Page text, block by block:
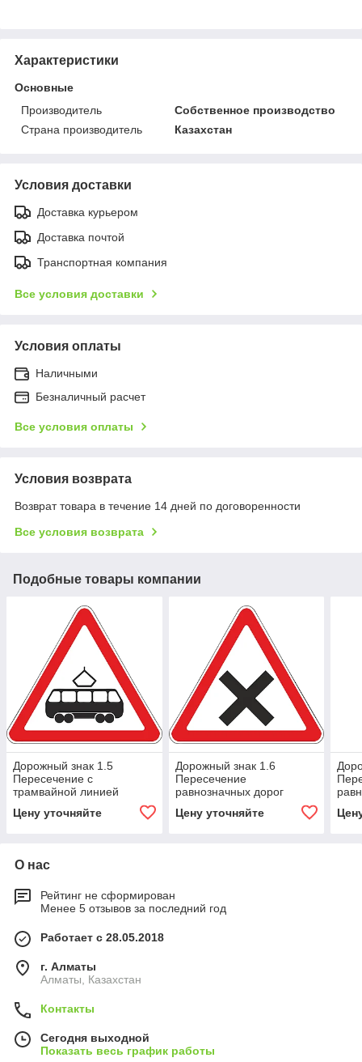
Характеристики
Основные
Производитель
Собственное производство
Страна производитель
Казахстан
Условия доставки
Доставка курьером
Доставка почтой
Транспортная компания
Все условия доставки
Условия оплаты
Наличными
Безналичный расчет
Все условия оплаты
Условия возврата
Возврат товара в течение 14 дней по договоренности
Все условия возврата
Подобные товары компании
Дорожный знак 1.5
Пересечение с
трамвайной линией
Цену уточняйте
Дорожный знак 1.6
Пересечение
равнозначных дорог
Цену уточняйте
О нас
Рейтинг не сформирован
Менее 5 отзывов за последний год
Работает с 28.05.2018
г. Алматы
Алматы, Казахстан
Контакты
Сегодня выходной
Показать весь график работы